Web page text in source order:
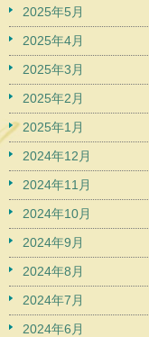
2025年5月
2025年4月
2025年3月
2025年2月
2025年1月
2024年12月
2024年11月
2024年10月
2024年9月
2024年8月
2024年7月
2024年6月